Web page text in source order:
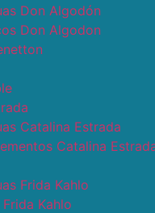
Don Algodón
Don Algodon
Catalina Estrada
Catalina
Frida Kahlo
Frida Kahlo